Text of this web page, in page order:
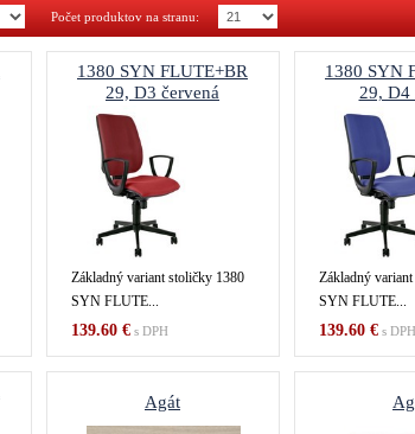
Počet produktov na stranu:
1380 SYN FLUTE+BR
29, D3 červená
Základný variant stoličky 1380
SYN FLUTE...
139.60 €s DPH
1380 SYN
29, D4
Základný
SYN FLUTE...
139.60 €s DPH
Agát